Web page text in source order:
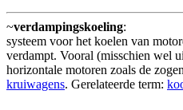
~verdampingskoeling:
systeem voor het koelen van
verdampt. Vooral (misschien wel
horizontale motoren zoals de
kruiwagens. Gerelateerde term: